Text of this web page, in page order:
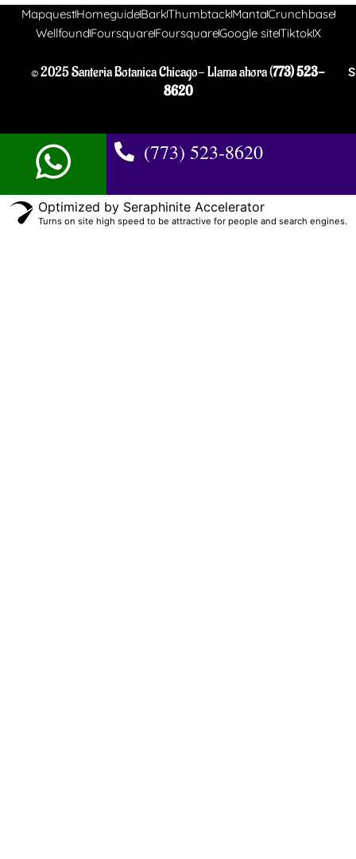
MapquestHomeguideBarkThumbtackMantaCrunchbase
WellfoundFoursquareFoursquareGoogle siteTiktokX
© 2025 Santeria Botanica Chicago- Llama ahora (773) 523-
8620
(773) 523-8620
Optimized by Seraphinite Accelerator
Turns on site high speed to be attractive for people and search engines.